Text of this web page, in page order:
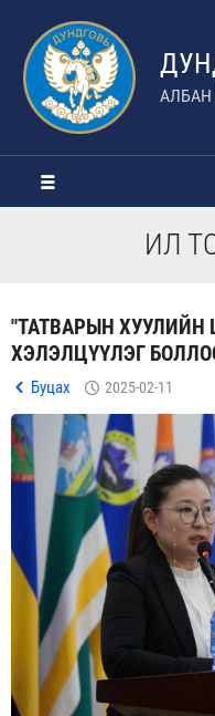
ИЛ
"ТАТВАРЫН
ХЭЛЭЛЦҮҮЛЭГ
Буцах 2025-02-11